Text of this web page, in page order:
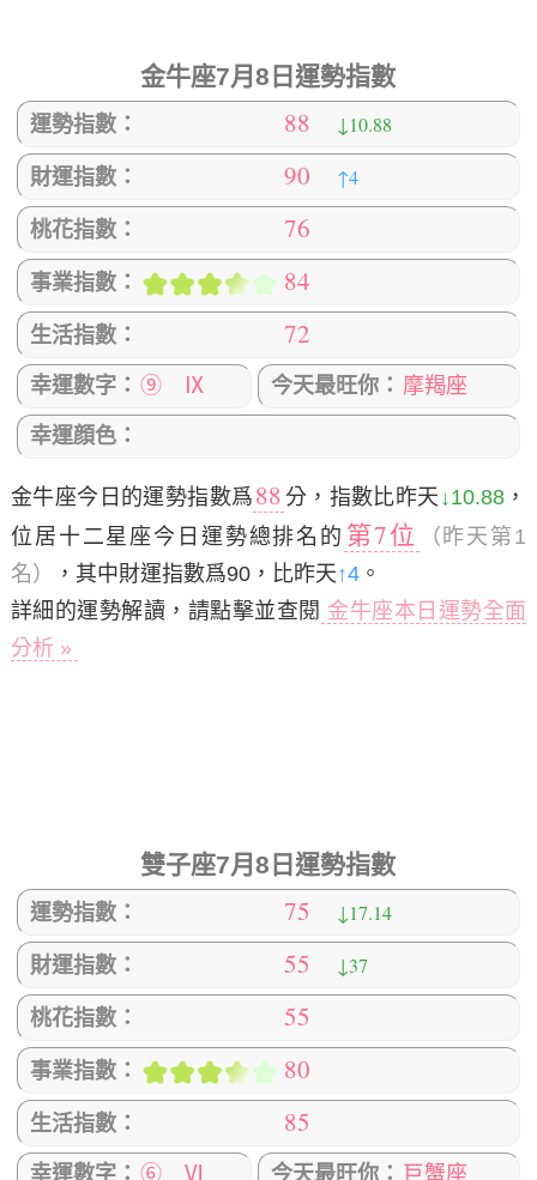
金牛座7月8日運勢指數
運勢指數： 88 ↓10.88
財運指數： 90 ↑4
桃花指數： 76
事業指數： 84
生活指數： 72
幸運數字： ⑨ Ⅸ 今天最旺你： 摩羯座
幸運顔色：
金牛座今日的運勢指數爲 88 分，指數比昨天 ↓10.88，
位居十二星座今日運勢總排名的 第7位
（昨天第1
名）
，其中財運指數爲90，比昨天↑4。
詳細的運勢解讀，請點擊並查閱 金牛座本日運勢全面
分析 »
雙子座7月8日運勢指數
運勢指數： 75 ↓17.14
財運指數： 55 ↓37
桃花指數： 55
事業指數： 80
生活指數： 85
幸運數字： ⑥ Ⅵ 今天最旺你： 巨蟹座